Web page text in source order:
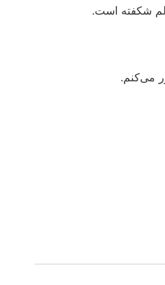
شکفته است.
می‌کنم.